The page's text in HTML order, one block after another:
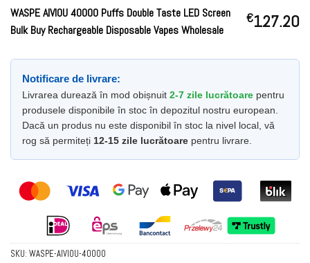
WASPE AIVIOU 40000 Puffs Double Taste LED Screen
Bulk Buy Rechargeable Disposable Vapes Wholesale
€127.20
Notificare de livrare:
Livrarea durează în mod obișnuit 2-7 zile lucrătoare pentru
produsele disponibile în stoc în depozitul nostru european.
Dacă un produs nu este disponibil în stoc la nivel local, vă
rog să permiteți 12-15 zile lucrătoare pentru livrare.
SKU: WASPE-AIVIOU-40000